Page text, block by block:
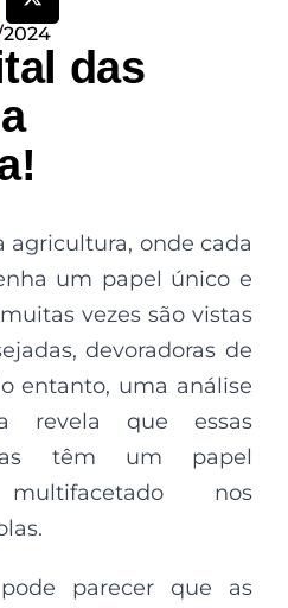
das
agricultura, onde cada
um papel único e
vezes são vistas
devoradoras de
entanto, uma análise
revela que essas
têm um papel
nos
parecer que as